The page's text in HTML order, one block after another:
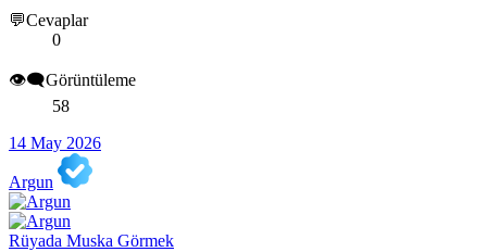
💬Cevaplar
0
👁️‍🗨️Görüntüleme
58
14 May 2026
Argun
Rüyada Muska Görmek